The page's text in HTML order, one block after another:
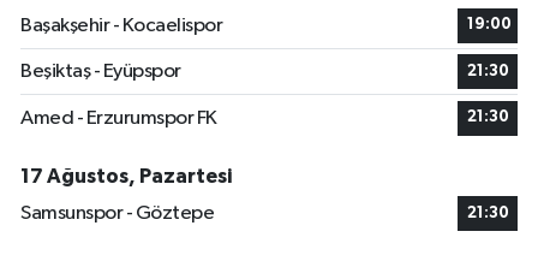
Başakşehir - Kocaelispor
19:00
Beşiktaş - Eyüpspor 21:30
Amed - Erzurumspor FK 21:30
17 Ağustos, Pazartesi
Samsunspor - Göztepe
21:30